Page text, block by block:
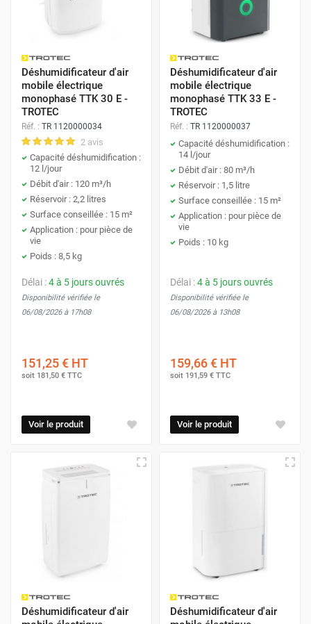
Déshumidificateur d'air
mobile électrique
monophasé TTK 30 E -
TROTEC
Réf. : TR 1120000034
2 avis
Capacité déshumidification :
12 l/jour
Débit d'air : 120 m³/h
Réservoir : 2,2 litres
Surface conseillée : 15 m²
Application : pour pièce de
vie
Poids : 8,5 kg
Délai :4 à 5 jours ouvrés
Disponibilité vérifiée le
06/08/2026 à 17h08
151,25 € HT
soit 181,50 € TTC
Voir le produit
Déshumidificateur d'air
mobile électrique
monophasé TTK 33 E -
TROTEC
Réf. : TR 1120000037
Capacité déshumidification :
14 l/jour
Débit d'air : 80 m³/h
Réservoir : 1,5 litre
Surface conseillée : 15 m²
Application : pour pièce de
vie
Poids : 10 kg
Délai :4 à 5 jours ouvrés
Disponibilité vérifiée le
06/08/2026 à 13h08
159,66 € HT
soit 191,59 € TTC
Voir le produit
Déshumidificateur d'air
Déshumidificateur d'air